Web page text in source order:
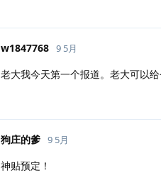
w1847768 9 5月
老大我今天第一个报道。老大可以
狗庄的爹 9 5月
神贴预定！